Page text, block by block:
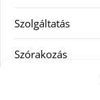
Szolgáltatás
Szórakozás